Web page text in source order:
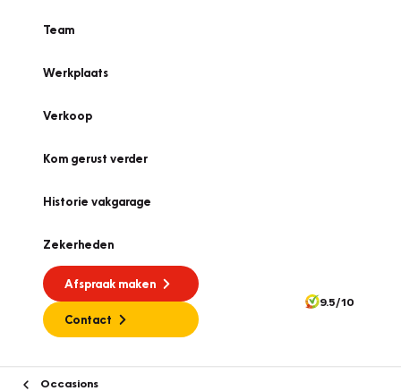
Team
Werkplaats
Verkoop
Kom gerust verder
Historie vakgarage
Zekerheden
Afspraak maken
Contact
9.5/10
Occasions